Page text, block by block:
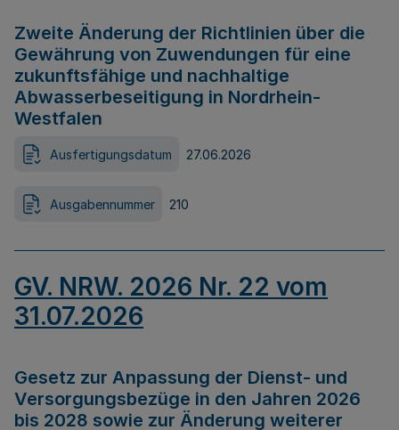
Zweite Änderung der Richtlinien über die
Gewährung von Zuwendungen für eine
zukunftsfähige und nachhaltige
Abwasserbeseitigung in Nordrhein-
Westfalen
Ausfertigungsdatum 27.06.2026
Ausgabennummer 210
GV. NRW. 2026 Nr. 22 vom
31.07.2026
Gesetz zur Anpassung der Dienst- und
Versorgungsbezüge in den Jahren 2026
bis 2028 sowie zur Änderung weiterer